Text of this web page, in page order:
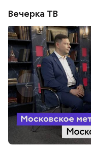
Вечерка ТВ